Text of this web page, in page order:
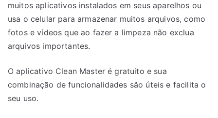
muitos aplicativos instalados em seus aparelhos ou
usa o celular para armazenar muitos arquivos, como
fotos e vídeos que ao fazer a limpeza não exclua
arquivos importantes.
O aplicativo Clean Master é gratuito e sua
combinação de funcionalidades são úteis e facilita o
seu uso.